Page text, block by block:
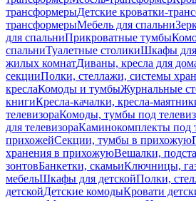
трансформерыДетские кроватки-
трансформерыМебель для спальни
для спальниПрикроватные тумбы
спальниТуалетные столикиШкафы для
жилых комнатДиваны, кресла для
секцииПолки, стеллажи, системы
креслаКомоды и тумбыЖурнальные
книгиКресла-качалки, кресла-
телевизораКомоды, тумбы под
для телевизораКаминокомплекты под
прихожейСекции, тумбы в прихожую
хранения в прихожуюВешалки,
зонтовБанкетки, скамьиКлючницы,
мебельШкафы для детскойПолки,
детскойДетские комодыКровати